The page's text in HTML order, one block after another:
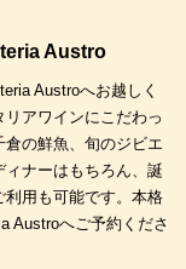
Austro
Austroへお越しく
アワインにこだわっ
の鮮魚、旬のジビエ
ナーはもちろん、誕
用も可能です。本格
Austroへご予約くださ